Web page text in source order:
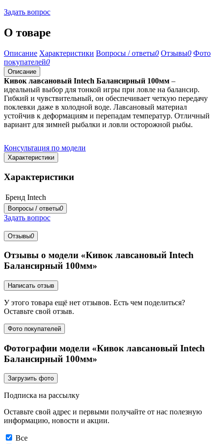
Задать вопрос
О товаре
Описание Характеристики Вопросы / ответы0 Отзывы0 Фото
покупателей0
Описание
Кивок лавсановый Intech Балансирный 100мм –
идеальный выбор для тонкой игры при ловле на балансир.
Гибкий и чувствительный, он обеспечивает четкую передачу
поклевки даже в холодной воде. Лавсановый материал
устойчив к деформациям и перепадам температур. Отличный
вариант для зимней рыбалки и ловли осторожной рыбы.
Консультация по модели
Характеристики
Характеристики
Бренд Intech
Вопросы / ответы0
Задать вопрос
Отзывы0
Отзывы о модели «Кивок лавсановый Intech
Балансирный 100мм»
Написать отзыв
У этого товара ещё нет отзывов. Есть чем поделиться?
Оставьте свой отзыв.
Фото покупателей
Фотографии модели «Кивок лавсановый Intech
Балансирный 100мм»
Загрузить фото
Подписка на рассылку
Оставьте свой адрес и первыми получайте от нас полезную
информацию, новости и акции.
Все